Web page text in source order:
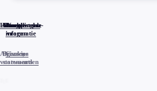
Home
Actueel
Uitzendingen
Reacties
Programma-
informatie
Veelgestelde
vragen
Algemene
voorwaarden
Privacy
statements
Cookies